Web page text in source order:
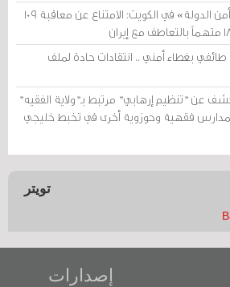
محكمة «أمن الدولة» في الكويت: الامتناع عن معاقبة 109
بغطاء أمني .. انتقادات حادة لملف
عن "تنظيم إرهابي" مرتبط بـ"ولاية الفقيه"
فقهية وحوزوية أخرى في تخبط خليجي
تويتر
إصدارات